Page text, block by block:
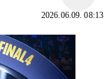
2026.06.09. 08:13